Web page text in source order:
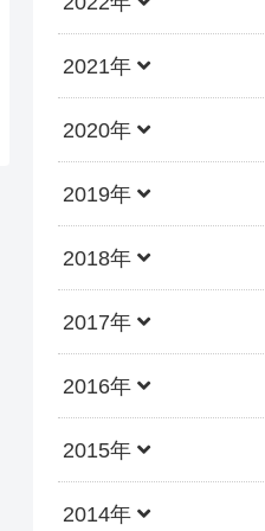
2021年
2020年
2019年
2018年
2017年
2016年
2015年
2014年